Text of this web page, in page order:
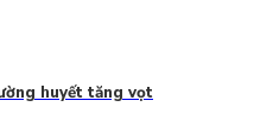
huyết tăng vọt